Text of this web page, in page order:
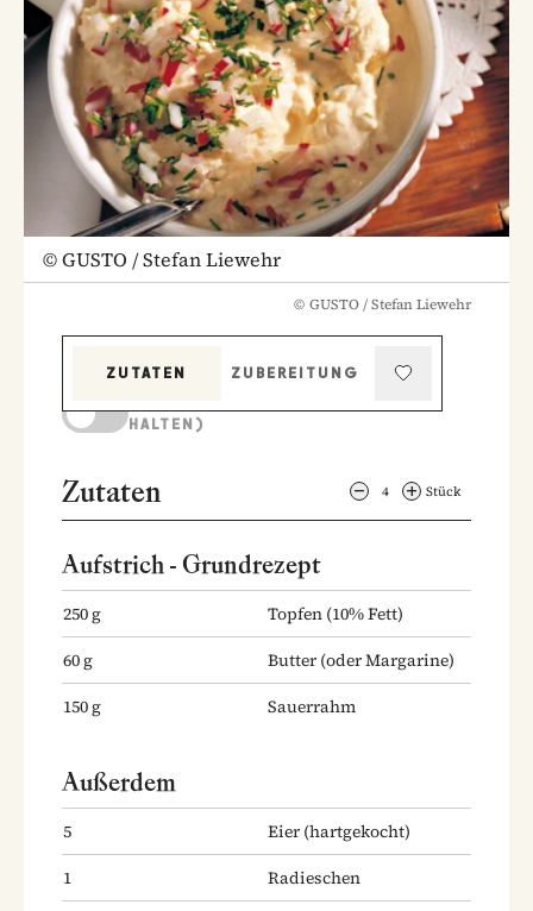
©GUSTO / Stefan Liewehr
© GUSTO / Stefan Liewehr
ZUTATEN
ZUBEREITUNG
HALTEN)
Zutaten 4 Stück
Aufstrich - Grundrezept
250g Topfen (10% Fett)
60g Butter (oder Margarine)
150g Sauerrahm
Außerdem
5 Eier (hartgekocht)
1
Radieschen